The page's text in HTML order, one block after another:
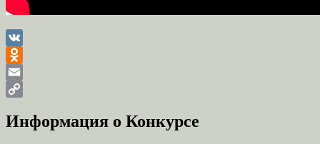
VK
Odnoklassniki
Email
Link
Информация о Конкурсе